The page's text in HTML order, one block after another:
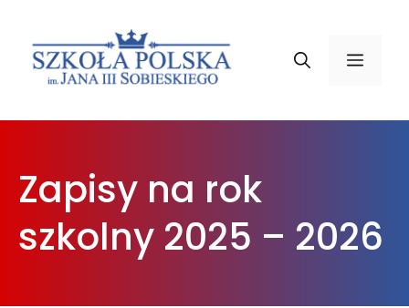
treści
Menu
Zapisy na rok
szkolny 2025 – 2026